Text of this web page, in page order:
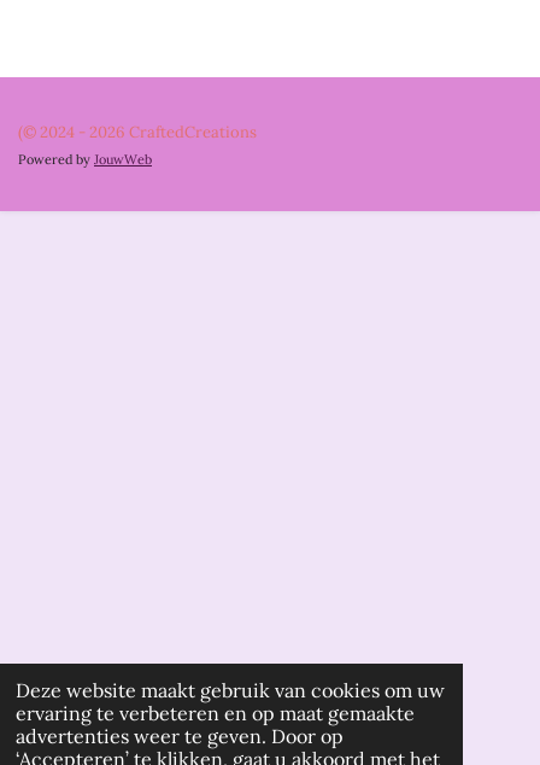
Deze website maakt gebruik van cookies om uw
ervaring te verbeteren en op maat gemaakte
advertenties weer te geven. Door op
‘Accepteren’ te klikken, gaat u akkoord met het
(© 2024 - 2026 CraftedCreations
Powered by JouwWeb